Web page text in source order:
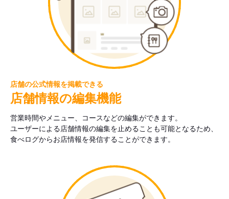
店舗の公式情報を掲載できる
店舗情報の編集機能
営業時間やメニュー、コースなどの編集ができます。
ユーザーによる店舗情報の編集を止めることも可能となるため、
食べログからお店情報を発信することができます。